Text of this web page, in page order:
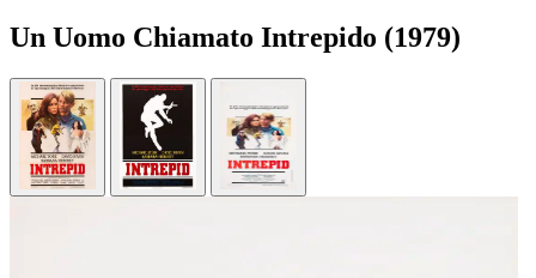
Un Uomo Chiamato Intrepido (1979)